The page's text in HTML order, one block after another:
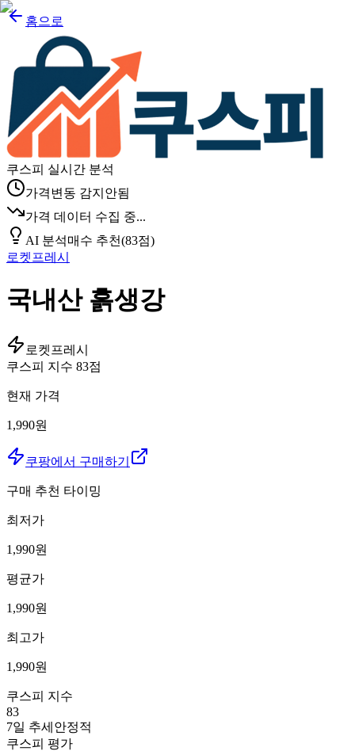
홈으로
쿠스피 실시간 분석
가격변동 감지안됨
가격 데이터 수집 중...
AI 분석매수 추천(83점)
로켓프레시
국내산 흙생강
로켓프레시
쿠스피 지수 83점
현재 가격
1,990원
쿠팡에서 구매하기
구매 추천 타이밍
최저가
1,990원
평균가
1,990원
최고가
1,990원
쿠스피 지수
83
7일 추세 안정적
쿠스피 평가